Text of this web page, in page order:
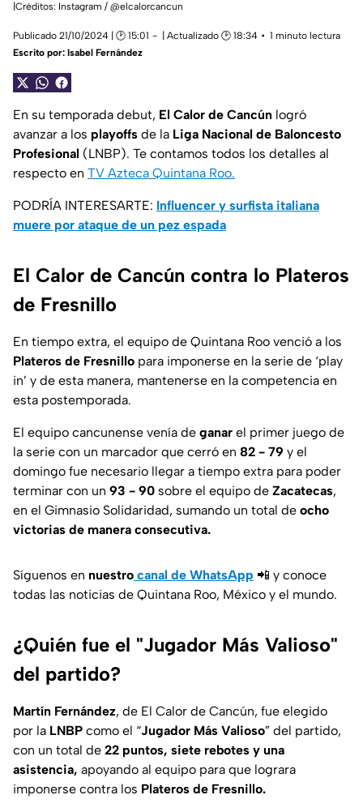
|Créditos: Instagram / @elcalorcancun
Publicado 21/10/2024 | 🕑 15:01 | Actualizado 🕑 18:34
1 minuto lectura
Escrito por: Isabel Fernández
En su temporada debut, El Calor de Cancún logró
avanzar a los playoffs de la Liga Nacional de Baloncesto
Profesional (LNBP). Te contamos todos los detalles al
respecto en TV Azteca Quintana Roo.
PODRÍA INTERESARTE: Influencer y surfista italiana
muere por ataque de un pez espada
El Calor de Cancún contra lo Plateros
de Fresnillo
En tiempo extra, el equipo de Quintana Roo venció a los
Plateros de Fresnillo para imponerse en la serie de ‘play
in’ y de esta manera, mantenerse en la competencia en
esta postemporada.
El equipo cancunense venía de ganar el primer juego de
la serie con un marcador que cerró en 82 - 79 y el
domingo fue necesario llegar a tiempo extra para poder
terminar con un 93 - 90 sobre el equipo de Zacatecas,
en el Gimnasio Solidaridad, sumando un total de ocho
victorias de manera consecutiva.
Síguenos en nuestro canal de WhatsApp 📲 y conoce
todas las noticias de Quintana Roo, México y el mundo.
¿Quién fue el "Jugador Más Valioso"
del partido?
Martín Fernández, de El Calor de Cancún, fue elegido
por la LNBP como el “Jugador Más Valioso” del partido,
con un total de 22 puntos, siete rebotes y una
asistencia, apoyando al equipo para que lograra
imponerse contra los Plateros de Fresnillo.